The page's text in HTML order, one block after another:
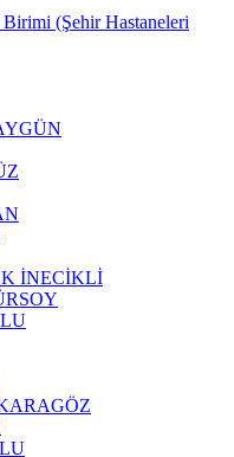
(Şehir Hastaneleri
İNECİKLİ